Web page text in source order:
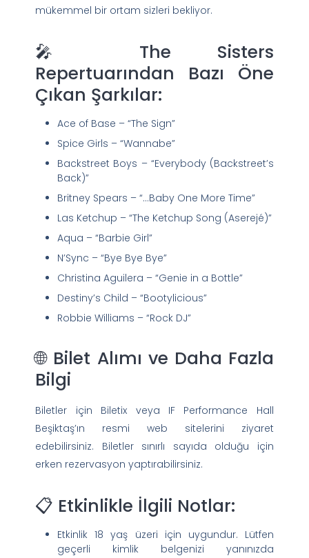
mükemmel bir ortam sizleri bekliyor.
🎤 The Sisters
Repertuarından Bazı Öne
Çıkan Şarkılar:
Ace of Base – “The Sign”
Spice Girls – “Wannabe”
Backstreet Boys – “Everybody (Backstreet’s
Back)”
Britney Spears – “…Baby One More Time”
Las Ketchup – “The Ketchup Song (Aserejé)”
Aqua – “Barbie Girl”
N’Sync – “Bye Bye Bye”
Christina Aguilera – “Genie in a Bottle”
Destiny’s Child – “Bootylicious”
Robbie Williams – “Rock DJ”
🌐 Bilet Alımı ve Daha Fazla
Bilgi
Biletler için Biletix veya IF Performance Hall
Beşiktaş’ın resmi web sitelerini ziyaret
edebilirsiniz. Biletler sınırlı sayıda olduğu için
erken rezervasyon yaptırabilirsiniz.
📋 Etkinlikle İlgili Notlar:
Etkinlik 18 yaş üzeri için uygundur. Lütfen
geçerli kimlik belgenizi yanınızda